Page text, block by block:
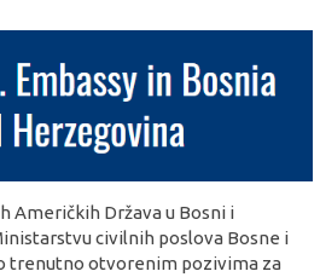
Američkih Država u Bosni i
civilnih poslova Bosne i
trenutno otvorenim pozivima za